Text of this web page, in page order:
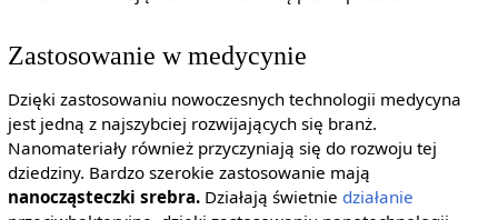
Zastosowanie w medycynie
Dzięki zastosowaniu nowoczesnych technologii medycyna
jest jedną z najszybciej rozwijających się branż.
Nanomateriały również przyczyniają się do rozwoju tej
dziedziny. Bardzo szerokie zastosowanie mają
nanocząsteczki srebra.Działają świetnie działanie